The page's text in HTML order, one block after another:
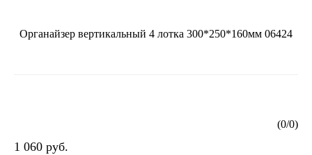
Органайзер вертикальный 4 лотка 300*250*160мм 06424
(0/0)
1 060 руб.